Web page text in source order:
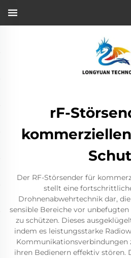
rF-
Der RF-Störsender für
stellt eine
Drohnenabwehrtechnik dar,
sensible Bereiche vor
zu schützen. Dieses
indem es leistungsstarke
Kommunikationsverbindungen
ihren Bedienern effektiv stören.